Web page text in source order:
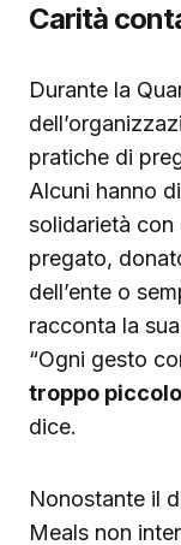
Carità
Durante la
pratiche di
Alcuni hanno
solidarietà con
pregato,
dell’ente o
racconta la
“Ogni gesto
troppo piccolo
dice.
Nonostante il
Meals non